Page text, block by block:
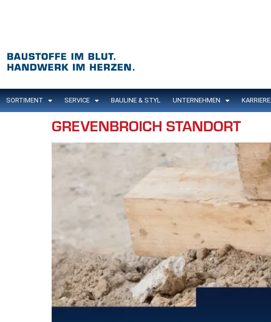
SORTIMENT SERVICE BAULINE & STYL UNTERNEHMEN KARRIERE
GREVENBROICH STANDORT